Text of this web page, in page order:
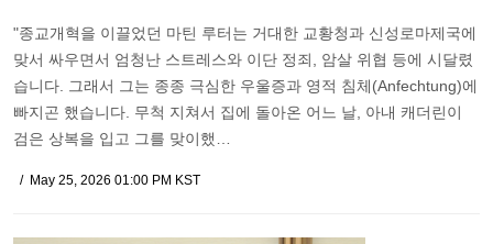
"종교개혁을 이끌었던 마틴 루터는 거대한 교황청과 신성로마제국에
맞서 싸우면서 엄청난 스트레스와 이단 정죄, 암살 위협 등에 시달렸
습니다. 그래서 그는 종종 극심한 우울증과 영적 침체(Anfechtung)에
빠지곤 했습니다. 무척 지쳐서 집에 돌아온 어느 날, 아내 캐더린이
검은 상복을 입고 그를 맞이했…
May 25, 2026 01:00 PM KST